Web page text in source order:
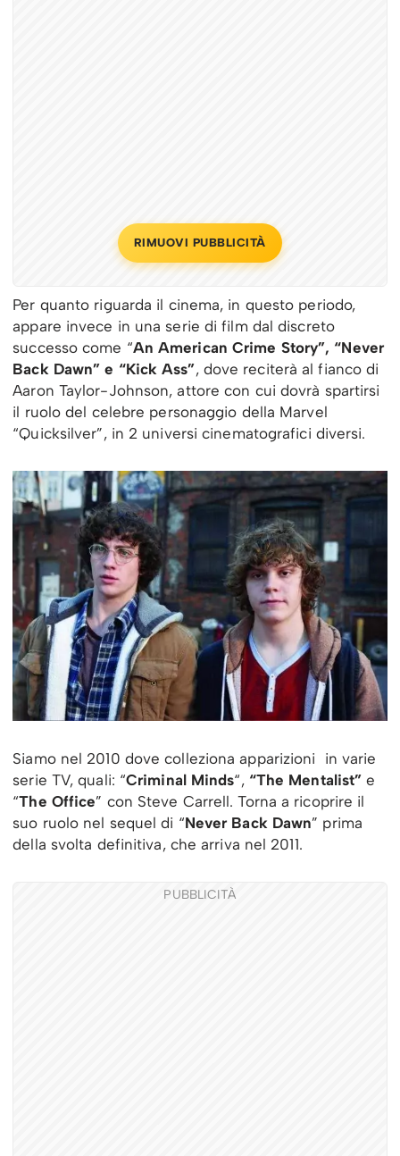
RIMUOVI PUBBLICITÀ
Per quanto riguarda il cinema, in questo periodo,
appare invece in una serie di film dal discreto
successo come “An American Crime Story”, “Never
Back Dawn” e “Kick Ass”, dove reciterà al fianco di
Aaron Taylor-Johnson, attore con cui dovrà spartirsi
il ruolo del celebre personaggio della Marvel
“Quicksilver”, in 2 universi cinematografici diversi.
Siamo nel 2010 dove colleziona apparizioni in varie
serie TV, quali: “Criminal Minds“, “The Mentalist” e
“The Office” con Steve Carrell. Torna a ricoprire il
suo ruolo nel sequel di “Never Back Dawn” prima
della svolta definitiva, che arriva nel 2011.
PUBBLICITÀ